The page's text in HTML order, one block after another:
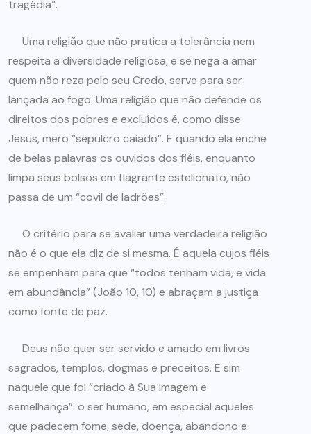
tragédia“.
Uma religião que não pratica a tolerância nem
respeita a diversidade religiosa, e se nega a amar
quem não reza pelo seu Credo, serve para ser
lançada ao fogo. Uma religião que não defende os
direitos dos pobres e excluídos é, como disse
Jesus, mero “sepulcro caiado”. E quando ela enche
de belas palavras os ouvidos dos fiéis, enquanto
limpa seus bolsos em flagrante estelionato, não
passa de um “covil de ladrões”.
O critério para se avaliar uma verdadeira religião
não é o que ela diz de si mesma. É aquela cujos fiéis
se empenham para que “todos tenham vida, e vida
em abundância” (João 10, 10) e abraçam a justiça
como fonte de paz.
Deus não quer ser servido e amado em livros
sagrados, templos, dogmas e preceitos. E sim
naquele que foi “criado à Sua imagem e
semelhança”: o ser humano, em especial aqueles
que padecem fome, sede, doença, abandono e